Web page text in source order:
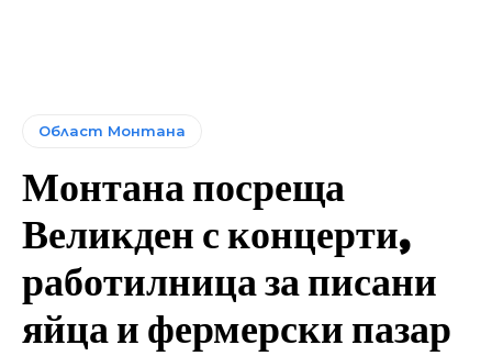
Област Монтана
Монтана посреща
Великден с концерти,
работилница за писани
яйца и фермерски пазар